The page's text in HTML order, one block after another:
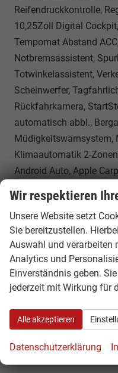
Reifendruckkontrolle,
10,25Zoll Digital
Tempomat Abstand
Notbremsassistent,
Totwinkelassistent,
Scheinwerfer,
Rückfahrkamera,
automatisch abbl.,
Müdigkeitswarnsystem,
Klimaautomatik 2-
Android Auto, Apple
10 Zoll Bordcomputer,
Emergency Assist,
Sonstiges
Anzahl Sitzplätze
Erstzulassung
Kilometerstand
Wir respektieren
Unsere Website setzt
Sie bereitzustellen.
Auswahl und verarbeiten
Analytics und
Einverständnis geben.
jederzeit mit Wirkung für
Alle akzeptieren
Datenschutzerklärung